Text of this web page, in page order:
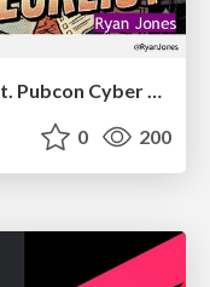
0 200